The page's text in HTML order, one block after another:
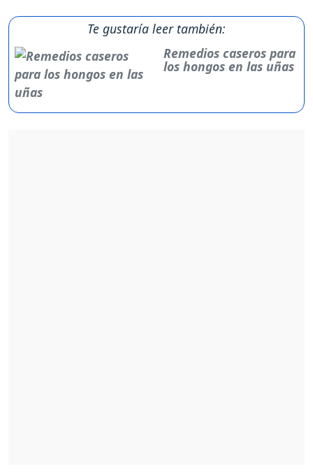
Te gustaría leer también:
Remedios caseros para
los hongos en las uñas